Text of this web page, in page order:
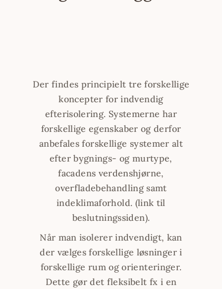
Der findes principielt tre forskellige
koncepter for indvendig
efterisolering. Systemerne har
forskellige egenskaber og derfor
anbefales forskellige systemer alt
efter bygnings- og murtype,
facadens verdenshjørne,
overfladebehandling samt
indeklimaforhold. (link til
beslutningssiden).
Når man isolerer indvendigt, kan
der vælges forskellige løsninger i
forskellige rum og orienteringer.
Dette gør det fleksibelt fx i en